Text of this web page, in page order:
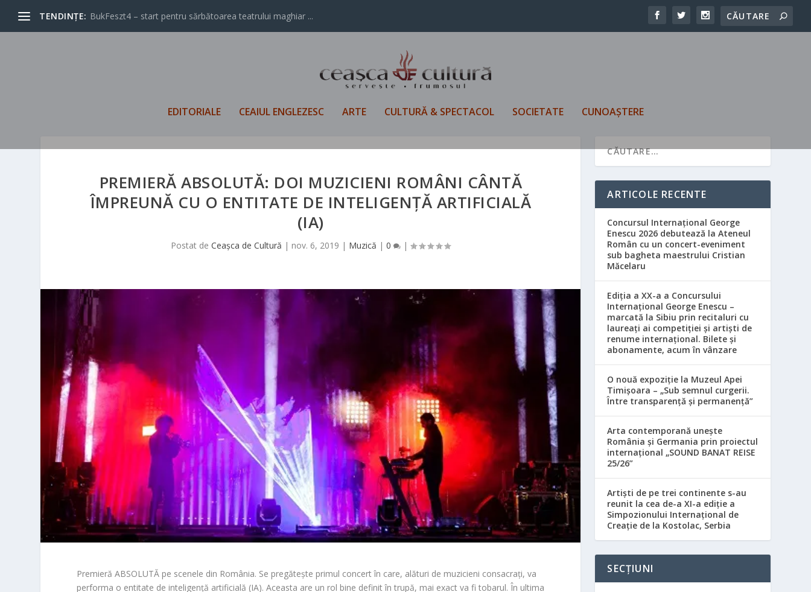
TENDINȚE: BukFeszt4 – start pentru sărbătoarea teatrului maghiar ...
EDITORIALE CEAIUL ENGLEZESC ARTE CULTURĂ & SPECTACOL SOCIETATE CUNOAȘTERE
PREMIERĂ ABSOLUTĂ: DOI MUZICIENI ROMÂNI CÂNTĂ
ÎMPREUNĂ CU O ENTITATE DE INTELIGENȚĂ ARTIFICIALĂ
(IA)
Postat deCeașca de Cultură | nov. 6, 2019 | Muzică |0 |
Premieră ABSOLUTĂ pe scenele din România. Se pregătește primul concert în care, alături de muzicieni consacrați, va
performa o entitate de inteligență artificială (IA). Aceasta are un rol bine definit în trupă, mai exact va fi tobarul. În ultima
ARTICOLE RECENTE
Concursul Internațional George
Enescu 2026 debutează la Ateneul
Român cu un concert-eveniment
sub bagheta maestrului Cristian
Măcelaru
Ediția a XX-a a Concursului
Internațional George Enescu –
marcată la Sibiu prin recitaluri cu
laureați ai competiției și artiști de
renume internațional. Bilete și
abonamente, acum în vânzare
O nouă expoziție la Muzeul Apei
Timișoara – „Sub semnul curgerii.
Între transparență și permanență”
Arta contemporană unește
România și Germania prin proiectul
internațional „SOUND BANAT REISE
25/26”
Artiști de pe trei continente s-au
reunit la cea de-a XI-a ediție a
Simpozionului Internațional de
Creație de la Kostolac, Serbia
SECȚIUNI